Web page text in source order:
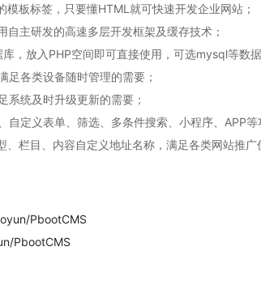
板标签，只要懂HTML就可快速开发企业网站；
主研发的高速多层开发框架及缓存技术；
，放入PHP空间即可直接使用，可选mysql等数据
各类设备随时管理的需要；
统及时升级更新的需要；
定义表单、筛选、多条件搜索、小程序、APP等
栏目、内容自定义地址名称，满足各类网站推广
PbootCMS
PbootCMS